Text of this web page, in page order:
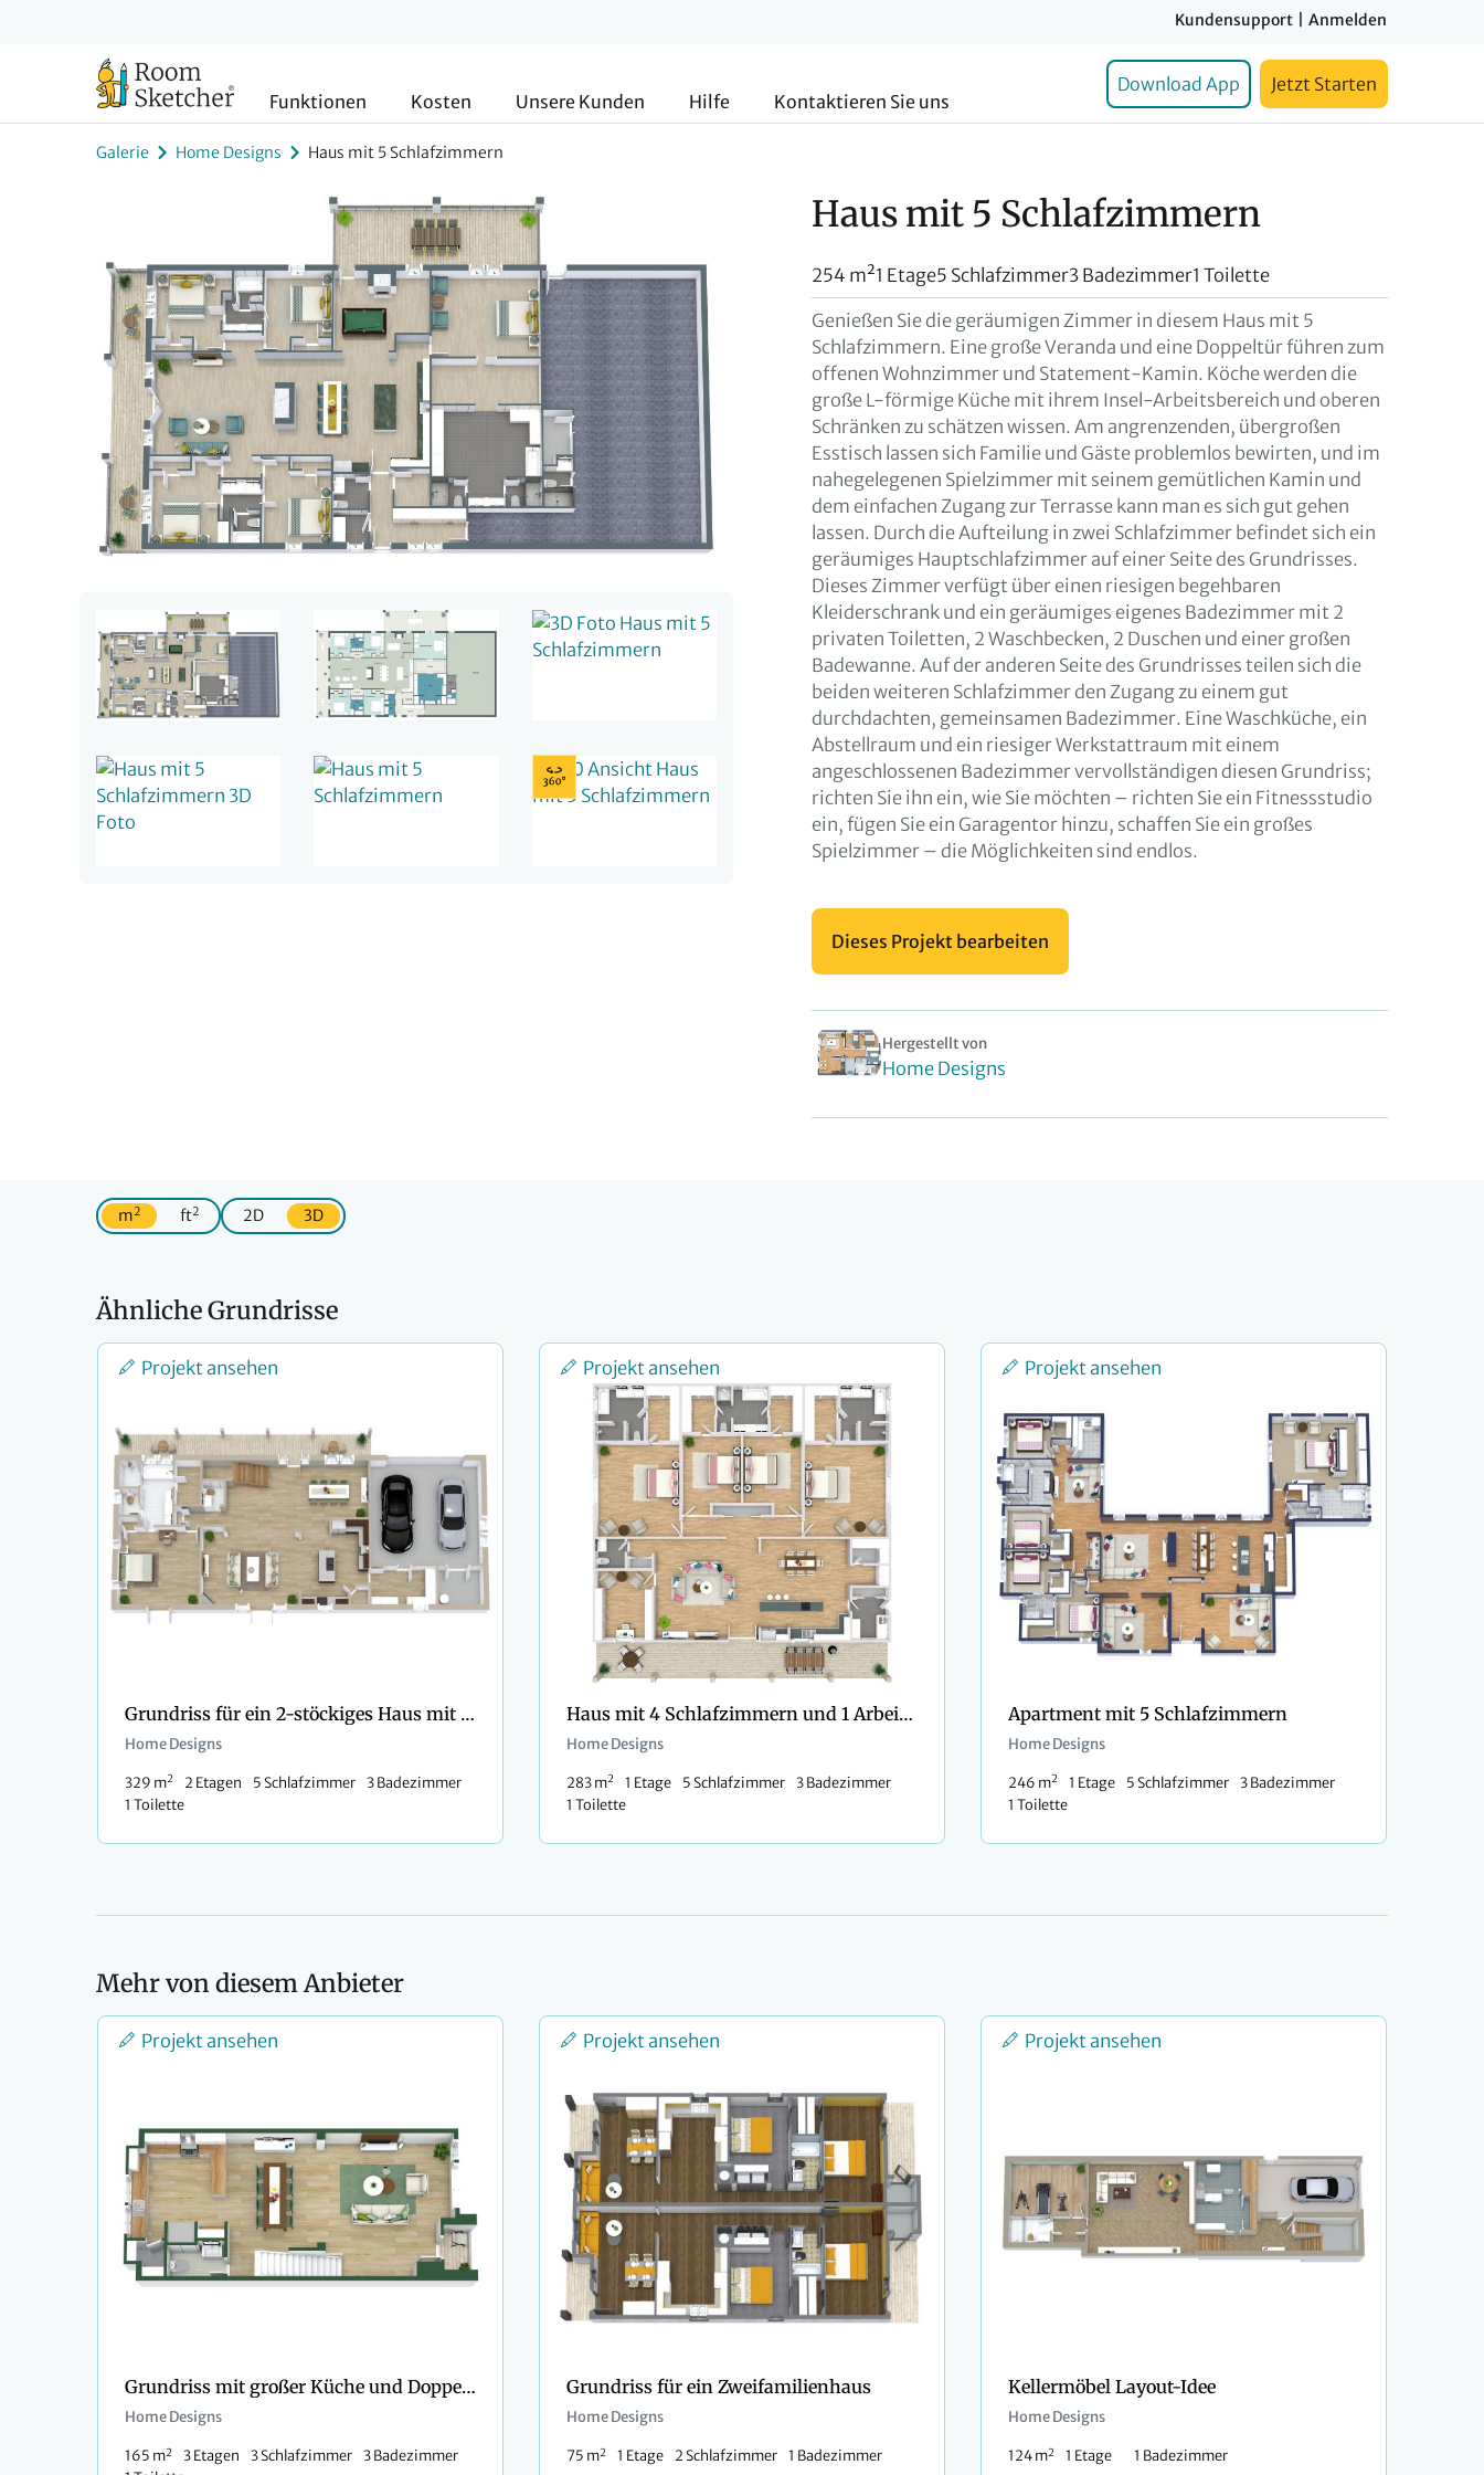
Kundensupport Anmelden
Funktionen Kosten Unsere Kunden Hilfe Kontaktieren Sie uns
Download App Jetzt Starten
Galerie Home Designs Haus mit 5 Schlafzimmern
Haus mit 5 Schlafzimmern
254 m²1 Etage5 Schlafzimmer3 Badezimmer1 Toilette
Genießen Sie die geräumigen Zimmer in diesem Haus mit 5
Schlafzimmern. Eine große Veranda und eine Doppeltür führen zum
offenen Wohnzimmer und Statement-Kamin. Köche werden die
große L-förmige Küche mit ihrem Insel-Arbeitsbereich und oberen
Schränken zu schätzen wissen. Am angrenzenden, übergroßen
Esstisch lassen sich Familie und Gäste problemlos bewirten, und im
nahegelegenen Spielzimmer mit seinem gemütlichen Kamin und
dem einfachen Zugang zur Terrasse kann man es sich gut gehen
lassen. Durch die Aufteilung in zwei Schlafzimmer befindet sich ein
geräumiges Hauptschlafzimmer auf einer Seite des Grundrisses.
Dieses Zimmer verfügt über einen riesigen begehbaren
Kleiderschrank und ein geräumiges eigenes Badezimmer mit 2
privaten Toiletten, 2 Waschbecken, 2 Duschen und einer großen
Badewanne. Auf der anderen Seite des Grundrisses teilen sich die
beiden weiteren Schlafzimmer den Zugang zu einem gut
durchdachten, gemeinsamen Badezimmer. Eine Waschküche, ein
Abstellraum und ein riesiger Werkstattraum mit einem
angeschlossenen Badezimmer vervollständigen diesen Grundriss;
richten Sie ihn ein, wie Sie möchten – richten Sie ein Fitnessstudio
ein, fügen Sie ein Garagentor hinzu, schaffen Sie ein großes
Spielzimmer – die Möglichkeiten sind endlos.
Dieses Projekt bearbeiten
Hergestellt von
Home Designs
m2 ft2 2D 3D
Ähnliche Grundrisse
Projekt ansehen
Grundriss für ein 2-stöckiges Haus mit 5 Schlafzimmern und 3 Bädern
Home Designs
329 m2 2 Etagen 5 Schlafzimmer
3 Badezimmer
1 Toilette
Projekt ansehen
Haus mit 4 Schlafzimmern und 1 Arbeitszimmer
Home Designs
283 m2 1 Etage 5 Schlafzimmer
3 Badezimmer
1 Toilette
Projekt ansehen
Apartment mit 5 Schlafzimmern
Home Designs
246 m2 1 Etage 5 Schlafzimmer
3 Badezimmer
1 Toilette
Mehr von diesem Anbieter
Projekt ansehen
Grundriss mit großer Küche und Doppelgarage
Home Designs
165 m2 3 Etagen 3 Schlafzimmer
3 Badezimmer
Projekt ansehen
Grundriss für ein Zweifamilienhaus
Home Designs
75 m2 1 Etage 2 Schlafzimmer 1 Badezimmer
Projekt ansehen
Kellermöbel Layout-Idee
Home Designs
124 m2 1 Etage 1 Badezimmer